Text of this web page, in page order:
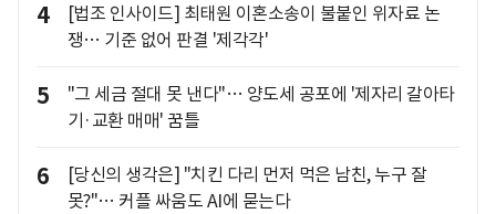
4
[법조 인사이드] 최태원 이혼소송이 불붙인 위자료 논
쟁… 기준 없어 판결 '제각각'
5
"그 세금 절대 못 낸다"… 양도세 공포에 '제자리 갈아타
기·교환 매매' 꿈틀
6
[당신의 생각은] "치킨 다리 먼저 먹은 남친, 누구 잘
못?"… 커플 싸움도 AI에 묻는다